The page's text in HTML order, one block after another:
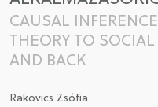
CSATLAKOZÁS A
TAGSÁGOMAT
CAUSAL
THEORY TO
AND BACK
Rakovics Zsófia